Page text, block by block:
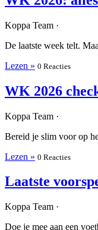
Koppa Team ·
De laatste week telt.
Lezen » 0 Reacties
WK 2026
Koppa Team ·
Bereid je slim voor op
Lezen » 0 Reacties
Laatste
Koppa Team ·
Doe je mee aan een